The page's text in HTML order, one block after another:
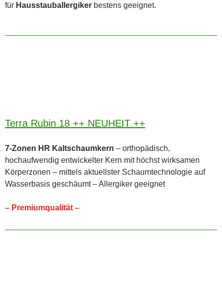
für Hausstauballergiker bestens geeignet.
Terra Rubin 18 ++ NEUHEIT ++
7-Zonen HR Kaltschaumkern – orthopädisch,
hochaufwendig entwickelter Kern mit höchst wirksamen
Körperzonen – mittels aktuellster Schaumtechnologie auf
Wasserbasis geschäumt – Allergiker geeignet
– Premiumqualität –